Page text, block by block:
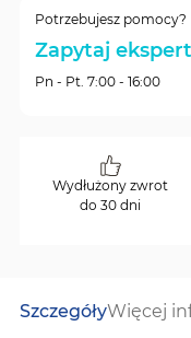
Potrzebujesz pomocy?
Zapytaj
Pn - Pt. 7:00 - 16:00
Wydłużony zwrot
do 30 dni
SzczegółyWięcej